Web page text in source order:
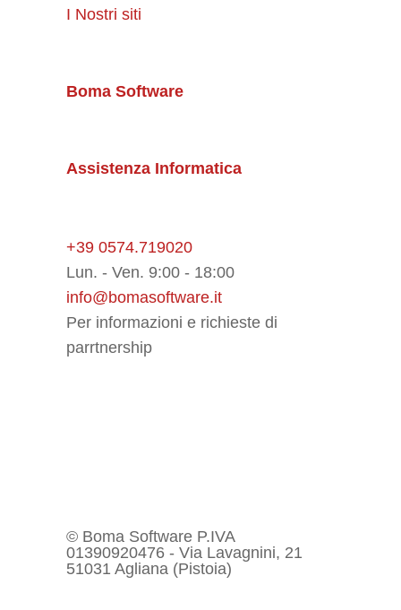
I Nostri siti
Boma Software
Assistenza Informatica
+39 0574.719020
Lun. - Ven. 9:00 - 18:00
info@bomasoftware.it
Per informazioni e richieste di
parrtnership
© Boma Software P.IVA
01390920476 - Via Lavagnini, 21
51031 Agliana (Pistoia)